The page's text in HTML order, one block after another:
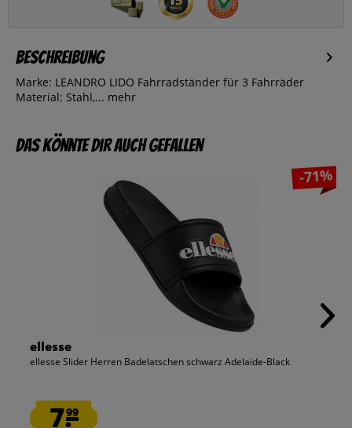
Beschreibung
Marke: LEANDRO LIDO Fahrradständer für 3 Fahrräder
Material: Stahl,... mehr
Das könnte dir auch gefallen
-71%
ellesse
ellesse Slider Herren Badelatschen schwarz Adelaide-Black
7.99